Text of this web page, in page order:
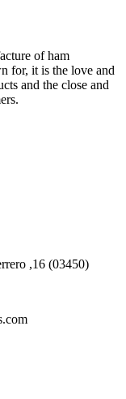
of ham
for, it is the love and
and the close and
,16 (03450)